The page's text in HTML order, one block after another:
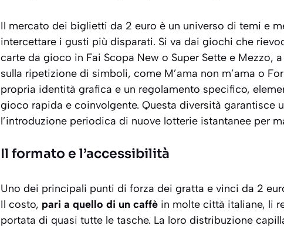
Il mercato dei biglietti da 2 euro è un universo di temi e
intercettare i gusti più disparati. Si va dai giochi che
carte da gioco in Fai Scopa New o Super Sette e Mezzo,
sulla ripetizione di simboli, come M’ama non m’ama o
propria identità grafica e un regolamento specifico,
gioco rapida e coinvolgente. Questa diversità garantisce
l’introduzione periodica di nuove lotterie istantanee per
Il formato e l’accessibilità
Uno dei principali punti di forza dei gratta e vinci da 2
Il costo, pari a quello di un caffè in molte città italiane, li
portata di quasi tutte le tasche. La loro distribuzione